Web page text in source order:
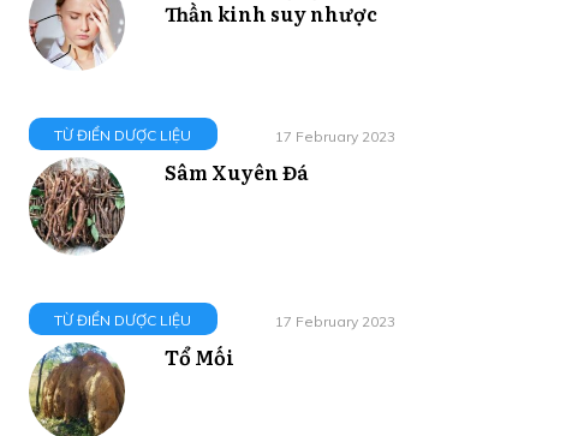
Thần kinh suy nhược
TỪ ĐIỂN DƯỢC LIỆU 17 February 2023
Sâm Xuyên Đá
TỪ ĐIỂN DƯỢC LIỆU 17 February 2023
Tổ Mối